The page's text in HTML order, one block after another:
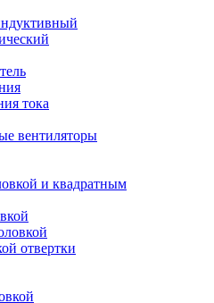
тока
вентиляторы
и квадратным
отвертки